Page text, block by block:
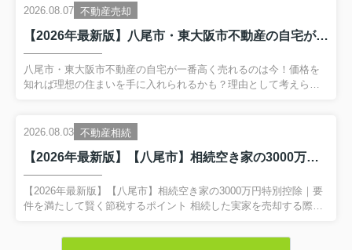
賃料0円！3、仲介手数料・更新料不要！4、普通賃貸借契約で長く
住むこと可能！5、売却後の費用が一括で入るため、住宅ローンの
返済や事業資金、老後資金の捻出などご自由にお使いいただけま
す。６、売却後も住み続けられるため引っ越し費用の負担もな
く、買い替えの方も新居の完成を待つ間仮住まいを用意する必要
がありません。７、不動産会社の所有となるためこれまでかかっ
2026.08.07 不動産売却
【2026年最新版】八尾市・東大阪市不動産の自宅が一番高く売れるのは今！価格を知れば理想の住まいを手に入れられるかも？
八尾市・東大阪市不動産の自宅が一番高く売れるのは今！価格を
知れば理想の住まいを手に入れられるかも？理由として考えられ
る市場全体の価格上昇などです。いずれにしても、2026年現在は
ご自宅が非常に高く売れるタイミングであることを理解しておく
べきです。また、家やマンションは築年数の経過によって価格が
大きく低下していくことからも、ご自宅が一番高く売れるのは今
まさにこのタイミングであることが分かります。2、理想の住まい
は、今の家が高く売れれば簡単に手に入る多くの方はご自宅を売
2026.08.03 不動産相続
【2026年最新版】【八尾市】相続空き家の3000万円特別控除｜要件を満たして賢く節税するポイント
【2026年最新版】【八尾市】相続空き家の3000万円特別控除｜要
件を満たして賢く節税するポイント 相続した実家を売却する際、
は、一定の条件を満たせば**「被相続人の居住用財産（空き家）を